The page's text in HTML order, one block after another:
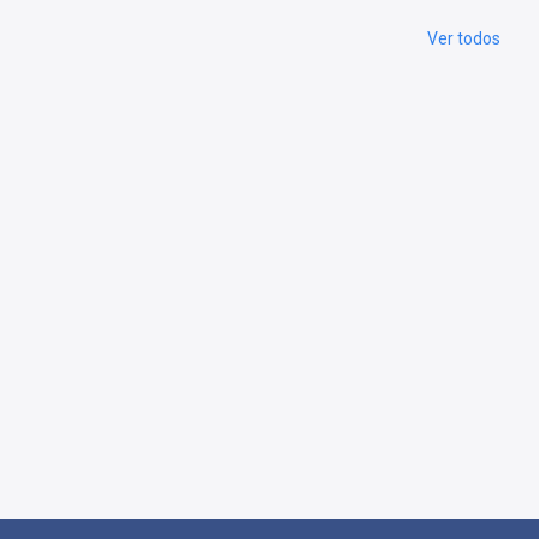
Ver todos